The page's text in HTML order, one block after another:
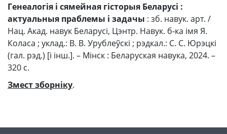
Генеалогія і сямейная гісторыя Беларусі :
актуальныя праблемы і задачы : зб. навук. арт. /
Нац. Акад. навук Беларусі, Цэнтр. Навук. б‑ка імя Я.
Коласа ; уклад.: В. В. Урублеўскі ; рэдкал.: С. С. Юрэцкі
(гал. рэд.) [і інш.]. – Мінск : Беларуская навука, 2024. –
320 с.
Змест зборніку.